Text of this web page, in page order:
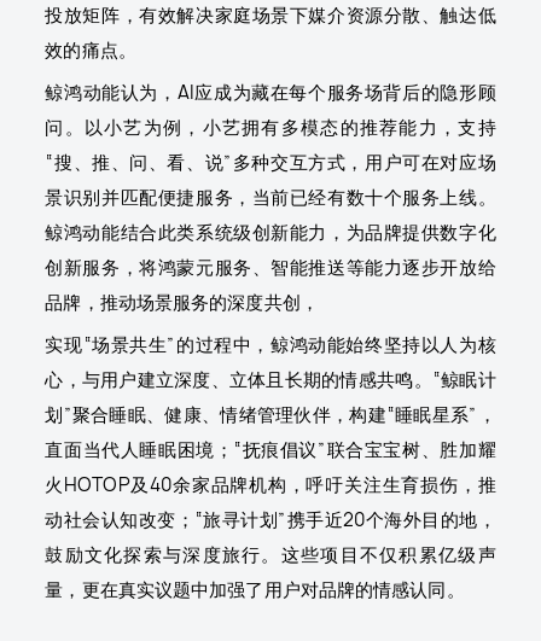
投放矩阵，有效解决家庭场景下媒介资源分散、触达低
效的痛点。
鲸鸿动能认为，AI应成为藏在每个服务场背后的隐形顾
问。以小艺为例，小艺拥有多模态的推荐能力，支持
“搜、推、问、看、说”多种交互方式，用户可在对应场
景识别并匹配便捷服务，当前已经有数十个服务上线。
鲸鸿动能结合此类系统级创新能力，为品牌提供数字化
创新服务，将鸿蒙元服务、智能推送等能力逐步开放给
品牌，推动场景服务的深度共创，
实现“场景共生”的过程中，鲸鸿动能始终坚持以人为核
心，与用户建立深度、立体且长期的情感共鸣。“鲸眠计
划”聚合睡眠、健康、情绪管理伙伴，构建“睡眠星系”，
直面当代人睡眠困境；“抚痕倡议”联合宝宝树、胜加耀
火HOTOP及40余家品牌机构，呼吁关注生育损伤，推
动社会认知改变；“旅寻计划”携手近20个海外目的地，
鼓励文化探索与深度旅行。这些项目不仅积累亿级声
量，更在真实议题中加强了用户对品牌的情感认同。